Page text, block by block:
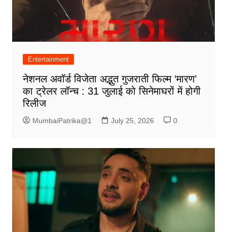
Entertainment
नेशनल अवॉर्ड विजेता अद्भुत गुजराती फिल्म ‘मारण’
का ट्रेलर लॉन्च : 31 जुलाई को सिनेमाघरों में होगी
रिलीज
MumbaiPatrika@1 July 25, 2026 0